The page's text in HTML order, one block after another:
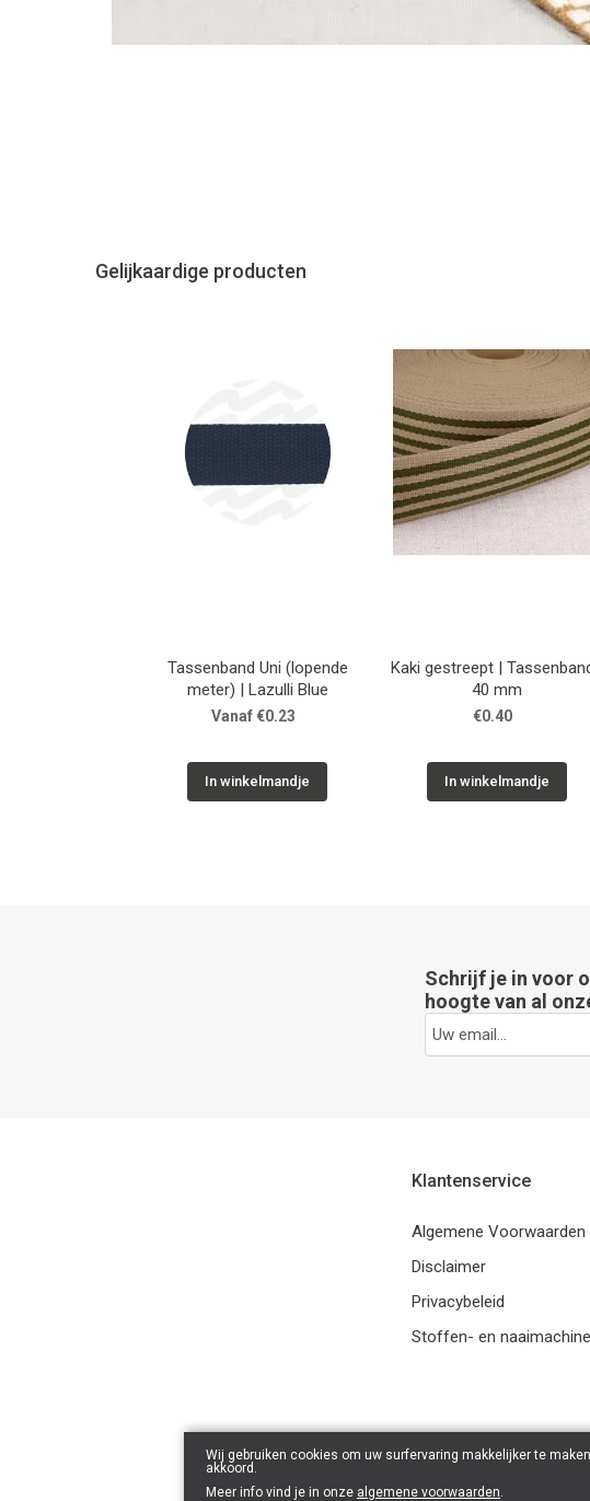
Gelijkaardige producten
Tassenband Uni (lopende
meter) | Lazulli Blue
Vanaf €0.23
In winkelmandje
Kaki gestreept |
40 mm
€0.40
In winkelmandje
Schrijf je in voor
hoogte van al
Klantenservice
Algemene Voorwaarden
Disclaimer
Privacybeleid
Stoffen- en
Wij gebruiken cookies om uw surfervaring makkelijker te
akkoord.
Meer info vind je in onze algemene voorwaarden.